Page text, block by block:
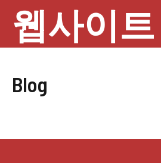
content
웹사이트
Blog